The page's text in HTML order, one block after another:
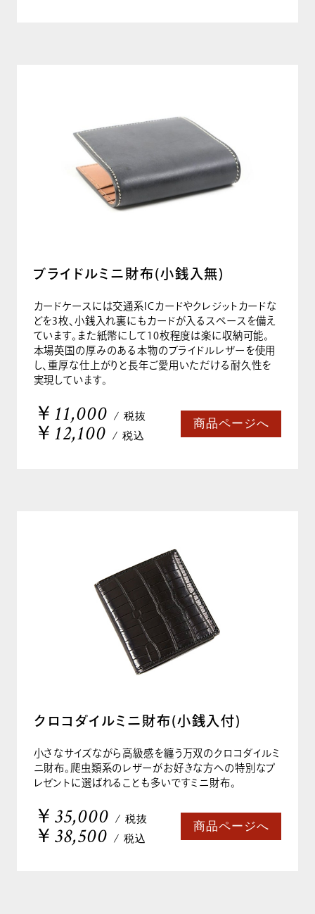
ブライドルミニ財布(小銭入無)
カードケースには交通系ICカードやクレジットカードな
どを3枚、小銭入れ裏にもカードが入るスペースを備え
ています。また紙幣にして10枚程度は楽に収納可能。
本場英国の厚みのある本物のブライドルレザーを使用
し、重厚な仕上がりと長年ご愛用いただける耐久性を
実現しています。
￥11,000 / 税抜
￥12,100 / 税込
商品ページへ
クロコダイルミニ財布(小銭入付)
小さなサイズながら高級感を纏う万双のクロコダイルミ
ニ財布。爬虫類系のレザーがお好きな方への特別なプ
レゼントに選ばれることも多いですミニ財布。
￥35,000 / 税抜
￥38,500 / 税込
商品ページへ